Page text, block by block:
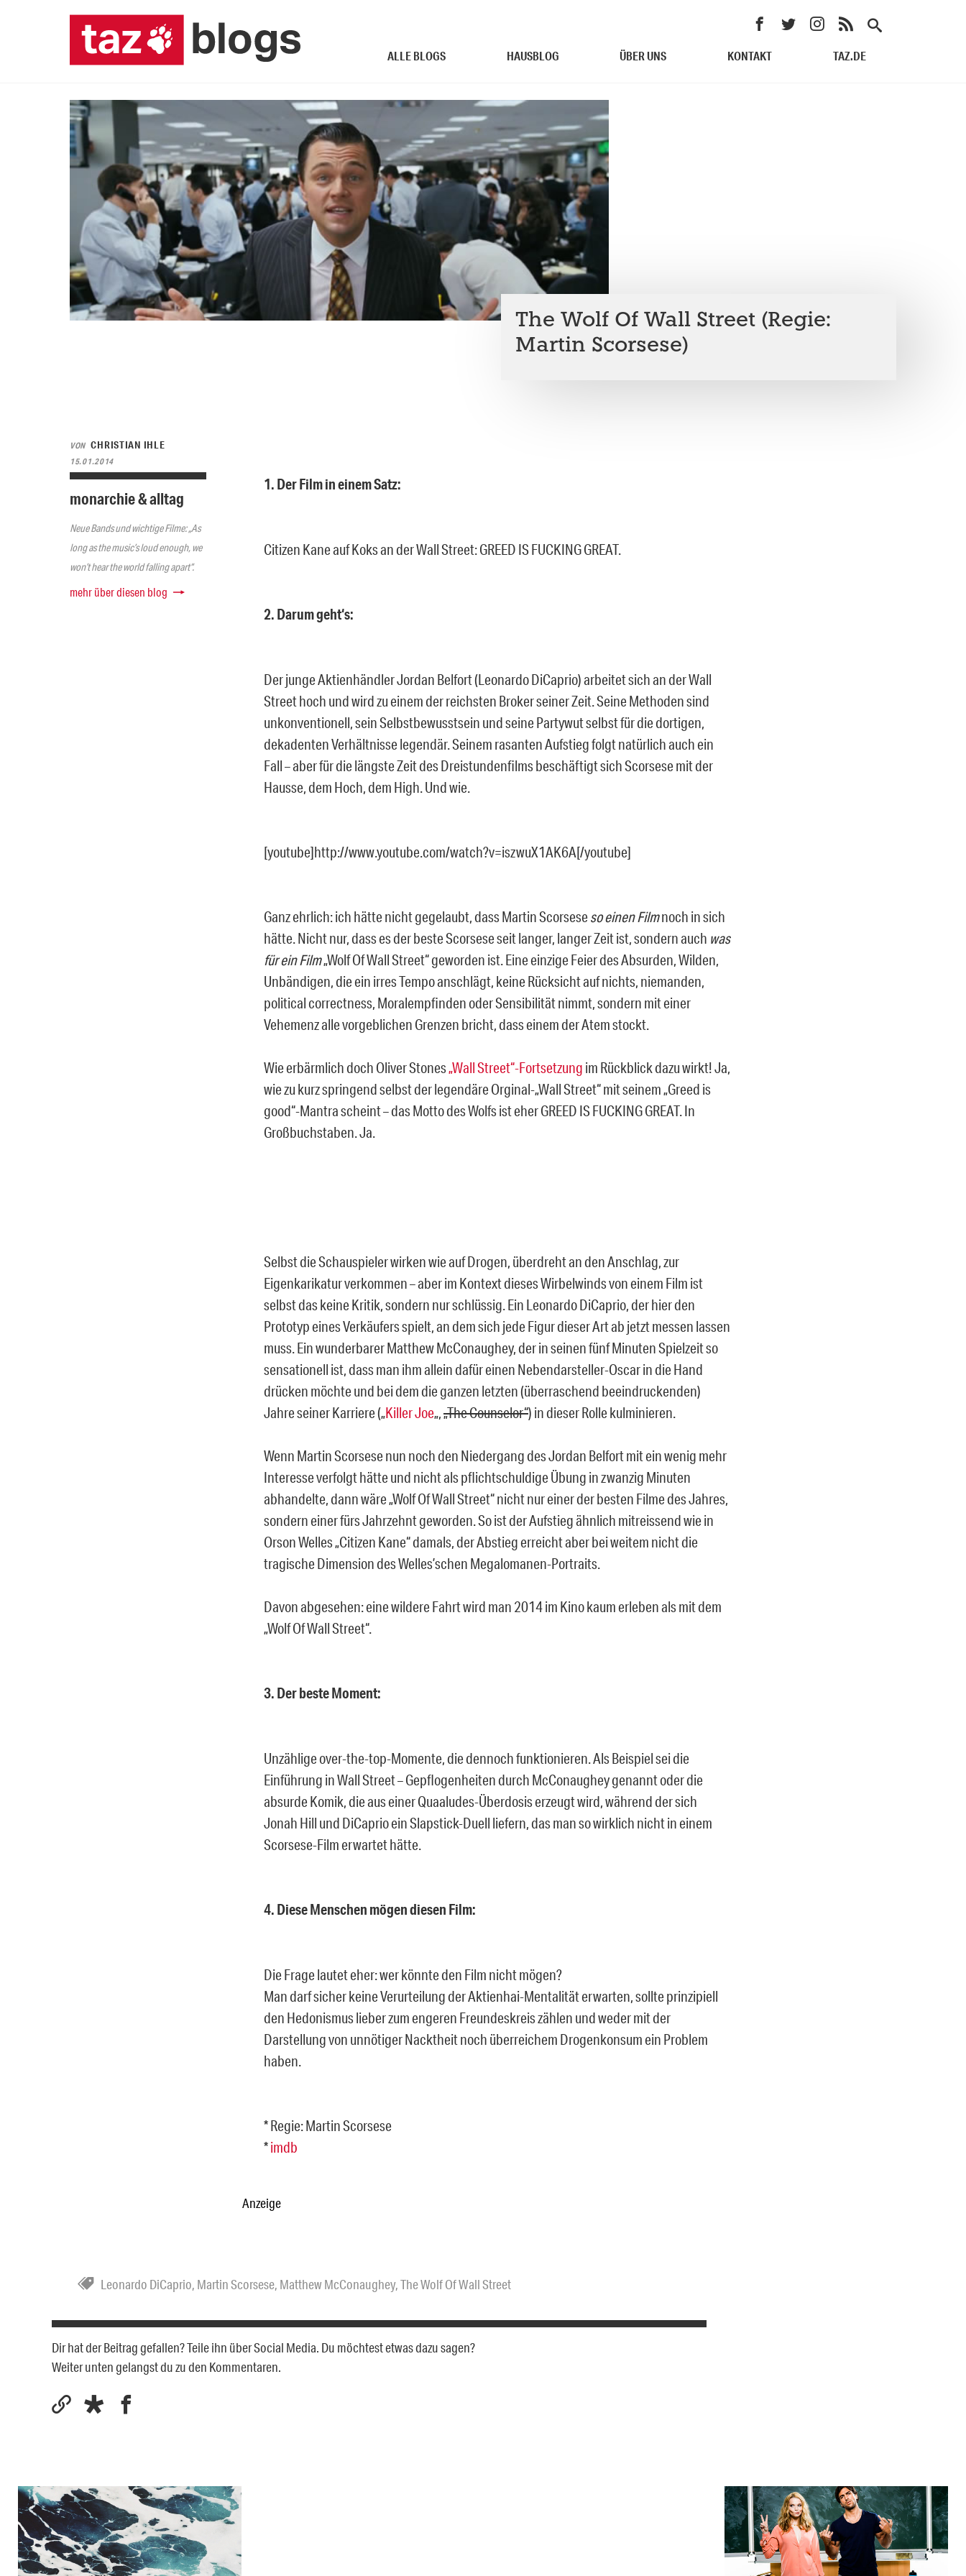
ALLE BLOGS HAUSBLOG ÜBER UNS KONTAKT TAZ.DE
The Wolf Of Wall Street (Regie:
Martin Scorsese)
VON CHRISTIAN IHLE
15.01.2014
monarchie & alltag
Neue Bands und wichtige Filme: „As
long as the music’s loud enough, we
won’t hear the world falling apart“.
mehr über diesen blog
1. Der Film in einem Satz:
Citizen Kane auf Koks an der Wall Street: GREED IS FUCKING GREAT.
2. Darum geht‘s:
Der junge Aktienhändler Jordan Belfort (Leonardo DiCaprio) arbeitet sich an der Wall
Street hoch und wird zu einem der reichsten Broker seiner Zeit. Seine Methoden sind
unkonventionell, sein Selbstbewusstsein und seine Partywut selbst für die dortigen,
dekadenten Verhältnisse legendär. Seinem rasanten Aufstieg folgt natürlich auch ein
Fall – aber für die längste Zeit des Dreistundenfilms beschäftigt sich Scorsese mit der
Hausse, dem Hoch, dem High. Und wie.
[youtube]http://www.youtube.com/watch?v=iszwuX1AK6A[/youtube]
Ganz ehrlich: ich hätte nicht gegelaubt, dass Martin Scorseseso einen Filmnoch in sich
hätte. Nicht nur, dass es der beste Scorsese seit langer, langer Zeit ist, sondern auch was
für ein Film„Wolf Of Wall Street“ geworden ist. Eine einzige Feier des Absurden, Wilden,
Unbändigen, die ein irres Tempo anschlägt, keine Rücksicht auf nichts, niemanden,
political correctness, Moralempfinden oder Sensibilität nimmt, sondern mit einer
Vehemenz alle vorgeblichen Grenzen bricht, dass einem der Atem stockt.
Wie erbärmlich doch Oliver Stones„Wall Street“-Fortsetzung im Rückblick dazu wirkt! Ja,
wie zu kurz springend selbst der legendäre Orginal-„Wall Street“ mit seinem „Greed is
good“-Mantra scheint – das Motto des Wolfs ist eher GREED IS FUCKING GREAT. In
Großbuchstaben. Ja.
Selbst die Schauspieler wirken wie auf Drogen, überdreht an den Anschlag, zur
Eigenkarikatur verkommen – aber im Kontext dieses Wirbelwinds von einem Film ist
selbst das keine Kritik, sondern nur schlüssig. Ein Leonardo DiCaprio, der hier den
Prototyp eines Verkäufers spielt, an dem sich jede Figur dieser Art ab jetzt messen lassen
muss. Ein wunderbarer Matthew McConaughey, der in seinen fünf Minuten Spielzeit so
sensationell ist, dass man ihm allein dafür einen Nebendarsteller-Oscar in die Hand
drücken möchte und bei dem die ganzen letzten (überraschend beeindruckenden)
Jahre seiner Karriere („Killer Joe„,„The Counselor“) in dieser Rolle kulminieren.
Wenn Martin Scorsese nun noch den Niedergang des Jordan Belfort mit ein wenig mehr
Interesse verfolgt hätte und nicht als pflichtschuldige Übung in zwanzig Minuten
abhandelte, dann wäre „Wolf Of Wall Street“ nicht nur einer der besten Filme des Jahres,
sondern einer fürs Jahrzehnt geworden. So ist der Aufstieg ähnlich mitreissend wie in
Orson Welles „Citizen Kane“ damals, der Abstieg erreicht aber bei weitem nicht die
tragische Dimension des Welles’schen Megalomanen-Portraits.
Davon abgesehen: eine wildere Fahrt wird man 2014 im Kino kaum erleben als mit dem
„Wolf Of Wall Street“.
3. Der beste Moment:
Unzählige over-the-top-Momente, die dennoch funktionieren. Als Beispiel sei die
Einführung in Wall Street – Gepflogenheiten durch McConaughey genannt oder die
absurde Komik, die aus einer Quaaludes-Überdosis erzeugt wird, während der sich
Jonah Hill und DiCaprio ein Slapstick-Duell liefern, das man so wirklich nicht in einem
Scorsese-Film erwartet hätte.
4. Diese Menschen mögen diesen Film:
Die Frage lautet eher: wer könnte den Film nicht mögen?
Man darf sicher keine Verurteilung der Aktienhai-Mentalität erwarten, sollte prinzipiell
den Hedonismus lieber zum engeren Freundeskreis zählen und weder mit der
Darstellung von unnötiger Nacktheit noch überreichem Drogenkonsum ein Problem
haben.
* Regie: Martin Scorsese
*imdb
Anzeige
Leonardo DiCaprio, Martin Scorsese, Matthew McConaughey,The Wolf Of Wall Street
Dir hat der Beitrag gefallen? Teile ihn über Social Media. Du möchtest etwas dazu sagen?
Weiter unten gelangst du zu den Kommentaren.